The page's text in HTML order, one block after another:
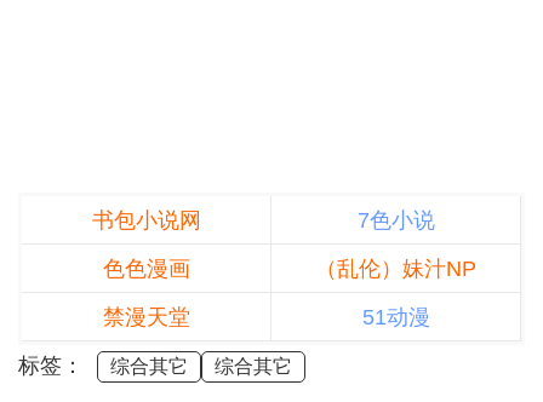
书包小说网
7色小说
色色漫画
（乱伦）妹汁NP
禁漫天堂
51动漫
标签：
综合其它 综合其它